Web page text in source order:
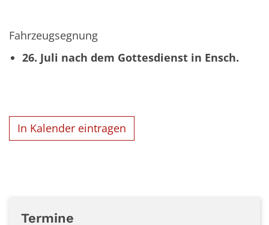
Fahrzeugsegnung
26. Juli nach dem Gottesdienst in Ensch.
In Kalender eintragen
Termine